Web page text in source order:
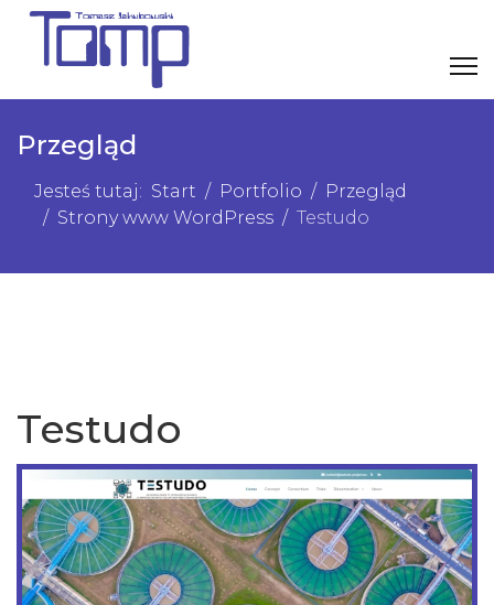
Przegląd
Jesteś tutaj: Start Portfolio
Przegląd
Strony www WordPress
Testudo
Testudo